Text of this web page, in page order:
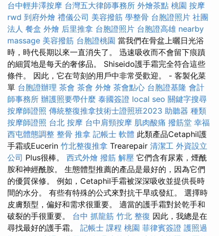
台中輕井澤按摩 台灣五大律師事務所 外燴茶點 桃園 按摩
rwd 到府外燴 禮儀公司 美容撥筋 學整骨 台胞證照片 社團
法人 餐盒 外燴 后里推拿 台胞證照片 台胞證高雄 nearby
massage 美容撥筋 台胞證桃園 當我們在骨盆上曬日光浴
時，時代長期以來一直消失了。 迅速吸收而不會留下痕蹟
的細質地是每天的奢侈品。 Shiseido護手霜完全符合這些
條件。 因此，它在苛刻的用戶中非常受歡迎。 - 客製化菜
單 台胞證辦理 茶會 茶會 外燴 茶會點心 台胞證基隆 會計
師事務所 辦護照要帶什麼 泰國簽證 local seo 關鍵字搜尋
按摩師證照 傳統整復推拿技術士證照班2023 助聽器 種類
按摩師證照 台北 按摩 台中肩頸按摩 肌肉酸痛 撥筋堂 幸福
西屯體態調整 整骨 推拿 記帳士 軟體 此類產品Cetaphil護
手霜或Eucerin 竹北整復推拿 Trearepair 清潔工 外資設立
公司 Plus很棒。 西式外燴 撥筋 解壓 它們含有尿素，煙酰
胺和神經酰胺。 生態體型推薦的產品是最好的，因為它們
的優質保修。 例如，Cetaphil手霜被深深吸收並提供長時
間的水分。 有些有特殊的公式來對抗干旱或發紅。 選擇時
皮膚類型，偏好和需求很重要。 適當的護手霜對於乾手和
破裂的手很重要。 台中 抓龍筋 竹北 整復 因此，我總是在
尋找最好的護手霜。 記帳士 課程 桃園 菲律賓簽證 護照過